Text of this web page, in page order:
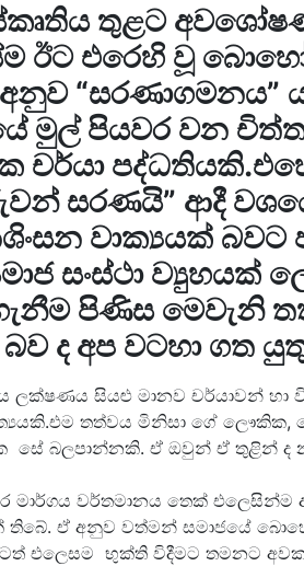
තුළට
ඊට එරෙහි වූ
“සරණාගමනය”
මුල් පියවර වන
චර්යා
සරණයි” ආදී
වාක්‍යයක් බවට
සංස්ථා ව්‍යුහයක්
පිණිස මෙවැනි
ද අප වටහා ගත
ලක්ෂණය සියළු මානව චර්යාවන් හා
තත්වය මිනිසා ගේ
සේ බලපාන්නකි. ඒ ඔවුන් ඒ තුළින් ද
මාර්ගය වර්තමානය තෙක්
තිබේ. ඒ අනුව වත්මන් සමාජයේ
එලෙසම භුක්ති විදීමට තමනට